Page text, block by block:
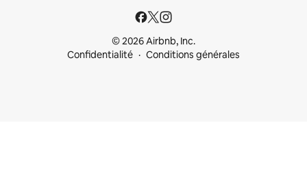
© 2026 Airbnb, Inc.
Confidentialité
Conditions générales